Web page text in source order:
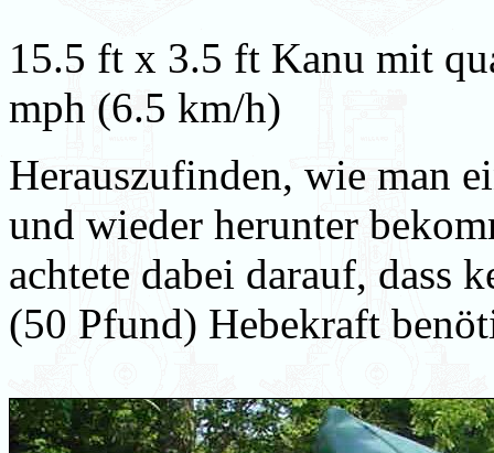
15.5 ft x 3.5 ft Kanu mit
mph (6.5 km/h)
Herauszufinden, wie man
und wieder herunter
achtete dabei darauf, dass
(50 Pfund) Hebekraft